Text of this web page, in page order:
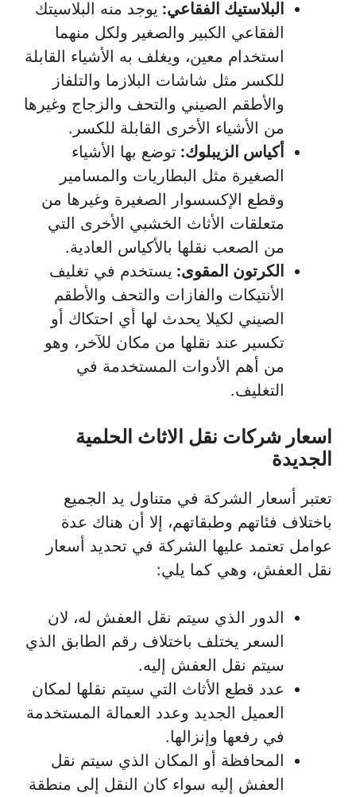
البلاستيك الفقاعي: يوجد منه البلاسيتك
الفقاعي الكبير والصغير ولكل منهما
استخدام معين، ويغلف به الأشياء القابلة
للكسر مثل شاشات البلازما والتلفاز
والأطقم الصيني والتحف والزجاج وغيرها
من الأشياء الأخرى القابلة للكسر.
أكياس الزيبلوك: توضع بها الأشياء
الصغيرة مثل البطاريات والمسامير
وقطع الإكسسوار الصغيرة وغيرها من
متعلقات الأثاث الخشبي الأخرى التي
من الصعب نقلها بالأكياس العادية.
الكرتون المقوى: يستخدم في تغليف
الأنتيكات والفازات والتحف والأطقم
الصيني لكيلا يحدث لها أي احتكاك أو
تكسير عند نقلها من مكان للآخر، وهو
من أهم الأدوات المستخدمة في
التغليف.
اسعار شركات نقل الاثاث الحلمية
الجديدة
تعتبر أسعار الشركة في متناول يد الجميع
باختلاف فئاتهم وطبقاتهم، إلا أن هناك عدة
عوامل تعتمد عليها الشركة في تحديد أسعار
نقل العفش، وهي كما يلي:
الدور الذي سيتم نقل العفش له، لان
السعر يختلف باختلاف رقم الطابق الذي
سيتم نقل العفش إليه.
عدد قطع الأثاث التي سيتم نقلها لمكان
العميل الجديد وعدد العمالة المستخدمة
في رفعها وإنزالها.
المحافظة أو المكان الذي سيتم نقل
العفش إليه سواء كان النقل إلى منطقة